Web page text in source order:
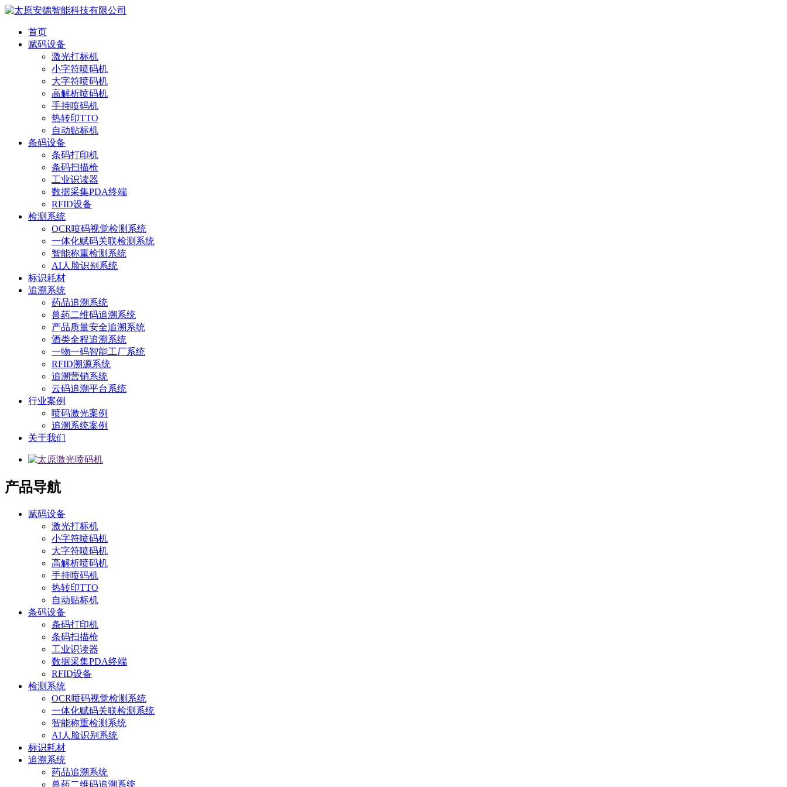
首页
赋码设备
激光打标机
小字符喷码机
大字符喷码机
高解析喷码机
手持喷码机
热转印TTO
自动贴标机
条码设备
条码打印机
条码扫描枪
工业识读器
数据采集PDA终端
RFID设备
检测系统
OCR喷码视觉检测系统
一体化赋码关联检测系统
智能称重检测系统
AI人脸识别系统
标识耗材
追溯系统
药品追溯系统
兽药二维码追溯系统
产品质量安全追溯系统
酒类全程追溯系统
一物一码智能工厂系统
RFID溯源系统
追溯营销系统
云码追溯平台系统
行业案例
喷码激光案例
追溯系统案例
关于我们
产品导航
赋码设备
激光打标机
小字符喷码机
大字符喷码机
高解析喷码机
手持喷码机
热转印TTO
自动贴标机
条码设备
条码打印机
条码扫描枪
工业识读器
数据采集PDA终端
RFID设备
检测系统
OCR喷码视觉检测系统
一体化赋码关联检测系统
智能称重检测系统
AI人脸识别系统
标识耗材
追溯系统
药品追溯系统
兽药二维码追溯系统